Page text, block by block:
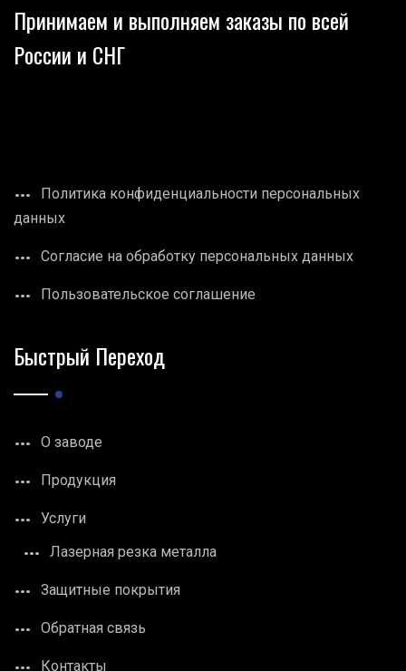
Принимаем и выполняем заказы по всей
России и СНГ
Политика конфиденциальности персональных
данных
Согласие на обработку персональных данных
Пользовательское соглашение
Быстрый Переход
О заводе
Продукция
Услуги
Лазерная резка металла
Защитные покрытия
Обратная связь
Контакты